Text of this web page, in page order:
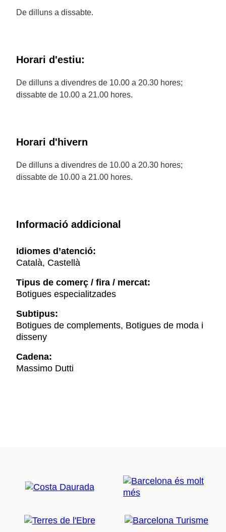
De dilluns a dissabte.
Horari d'estiu:
De dilluns a divendres de 10.00 a 20.30 hores;
dissabte de 10.00 a 21.00 hores.
Horari d'hivern
De dilluns a divendres de 10.00 a 20.30 hores;
dissabte de 10.00 a 21.00 hores.
Informació addicional
Idiomes d’atenció:
Català, Castellà
Tipus de comerç / fira / mercat:
Botigues especialitzades
Subtipus:
Botigues de complements, Botigues de moda i
disseny
Cadena:
Massimo Dutti